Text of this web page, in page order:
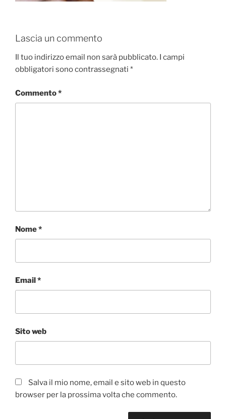
Lascia un commento
Il tuo indirizzo email non sarà pubblicato. I campi
obbligatori sono contrassegnati *
Commento*
Nome*
Email*
Sito web
Salva il mio nome, email e sito web in questo
browser per la prossima volta che commento.